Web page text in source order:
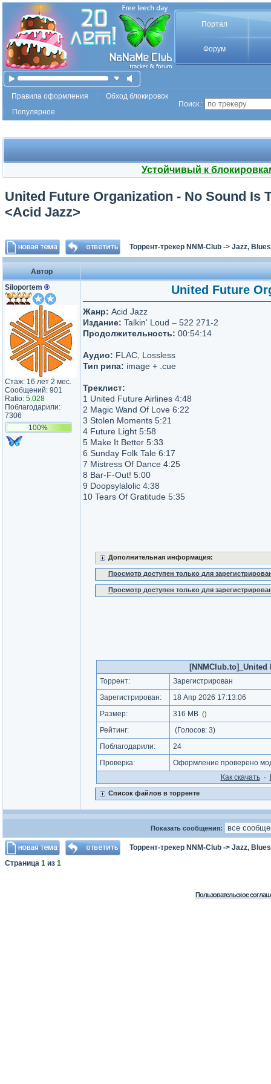
Портал
Форум
Правила оформления
Обход блокировок
Популярное
Поиск :
Устойчивый к
United Future Organization - No Sound Is
<Acid Jazz>
Торрент-трекер NNM-Club -> Jazz,
Автор
Siloportem ®
Стаж: 16 лет 2 мес.
Сообщений: 901
Ratio: 5.028
Поблагодарили:
7306
100%
United Future
Жанр: Acid Jazz
Издание: Talkin' Loud – 522 271-2
Продолжительность: 00:54:14
Аудио: FLAC, Lossless
Тип рипа: image + .cue
Треклист:
1 United Future Airlines 4:48
2 Magic Wand Of Love 6:22
3 Stolen Moments 5:21
4 Future Light 5:58
5 Make It Better 5:33
6 Sunday Folk Tale 6:17
7 Mistress Of Dance 4:25
8 Bar-F-Out! 5:00
9 Doopsylalolic 4:38
10 Tears Of Gratitude 5:35
Дополнительная информация:
Просмотр доступен только для
Просмотр доступен только для
Торрент:
Зарегистрирован
Зарегистрирован:
18 Апр 2026 17:13:06
Размер:
316 MB ()
Рейтинг: (Голосов: 3)
Поблагодарили:
24
Проверка:
Оформление проверено
Как cкачать·
Список файлов в торренте
Показать сообщения:
Торрент-трекер NNM-Club -> Jazz,
Страница 1 из 1
Пользовательское